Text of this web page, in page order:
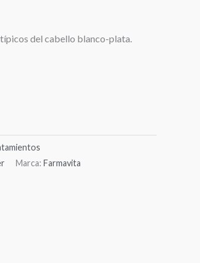
del cabello blanco-plata.
Marca: Farmavita